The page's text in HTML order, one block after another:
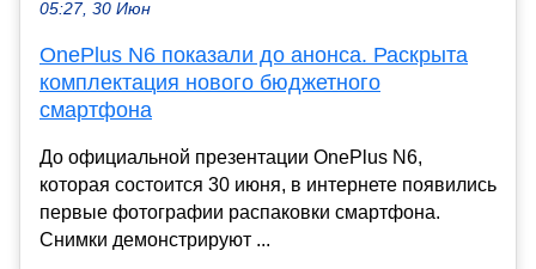
05:27, 30 Июн
OnePlus N6 показали до анонса. Раскрыта
комплектация нового бюджетного
смартфона
До официальной презентации OnePlus N6,
которая состоится 30 июня, в интернете появились
первые фотографии распаковки смартфона.
Снимки демонстрируют ...